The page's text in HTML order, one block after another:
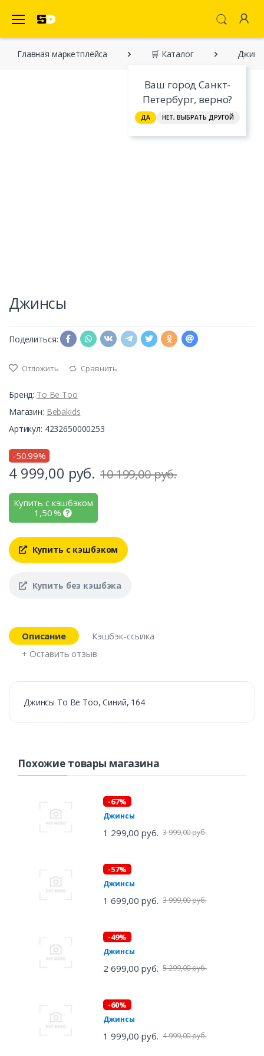
Ваш город Санкт-
Петербург, верно?
ДА НЕТ, ВЫБРАТЬ ДРУГОЙ
Главная марĸетплейса 🛒 Каталог
Джинсы
Поделиться:
Отложить Сравнить
Бренд: To Be Too
Магазин: Bebakids
Артикул: 4232650000253
-50.99%
4 999,00 руб. 10 199,00 руб.
Купить с кэшбэком
1,50%
Купить с кэшбэком
Купить без кэшбэка
Описание
Кэшбэк-ссылка
+ Оставить отзыв
Джинсы To Be Too, Синий, 164
Похожие товары магазина
-67%
Джинсы
1 299,00 руб. 3 999,00 руб.
-57%
Джинсы
1 699,00 руб. 3 999,00 руб.
-49%
Джинсы
2 699,00 руб. 5 299,00 руб.
-60%
Джинсы
1 999,00 руб. 4 999,00 руб.